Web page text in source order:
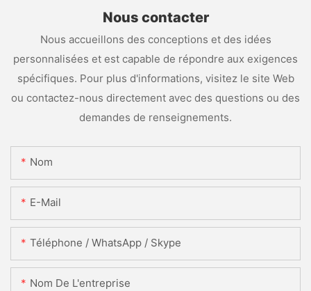
Nous contacter
Nous accueillons des conceptions et des idées
personnalisées et est capable de répondre aux exigences
spécifiques. Pour plus d'informations, visitez le site Web
ou contactez-nous directement avec des questions ou des
demandes de renseignements.
Nom
E-Mail
Téléphone / WhatsApp / Skype
Nom De L'entreprise